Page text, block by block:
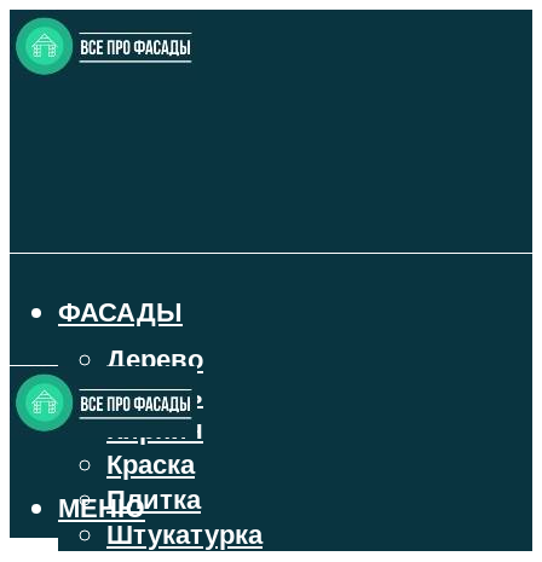
ФАСАДЫ
Дерево
Камень
Кирпич
Краска
Плитка
Штукатурка
МЕНЮ